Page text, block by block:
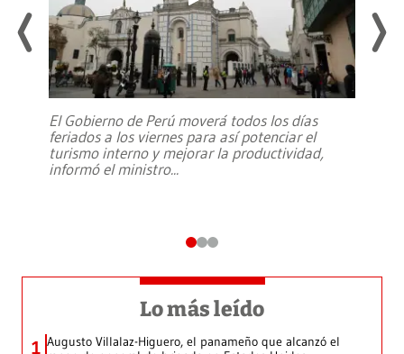
El Gobierno de Perú moverá todos los días
feriados a los viernes para así potenciar el
turismo interno y mejorar la productividad,
informó el ministro...
Lo más leído
1 Augusto Villalaz-Higuero, el panameño que alcanzó el